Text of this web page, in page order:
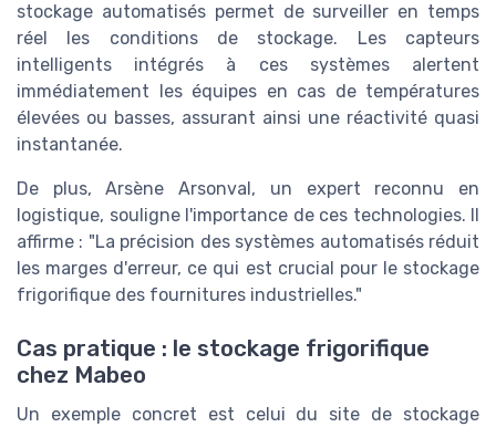
stockage automatisés permet de surveiller en temps
réel les conditions de stockage. Les capteurs
intelligents intégrés à ces systèmes alertent
immédiatement les équipes en cas de températures
élevées ou basses, assurant ainsi une réactivité quasi
instantanée.
De plus, Arsène Arsonval, un expert reconnu en
logistique, souligne l'importance de ces technologies. Il
affirme : "La précision des systèmes automatisés réduit
les marges d'erreur, ce qui est crucial pour le stockage
frigorifique des fournitures industrielles."
Cas pratique : le stockage frigorifique
chez Mabeo
Un exemple concret est celui du site de stockage